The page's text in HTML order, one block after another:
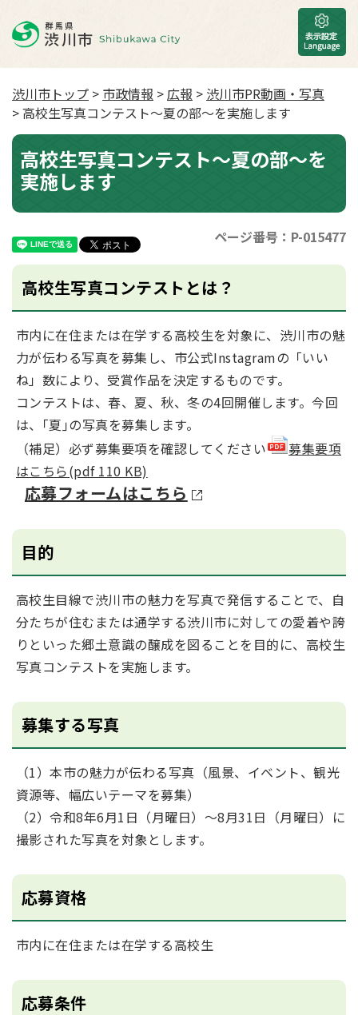
渋川市トップ > 市政情報 >広報 > 渋川市PR動画・写真
> 高校生写真コンテスト～夏の部～を実施します
高校生写真コンテスト～夏の部～を
実施します
ページ番号：P-015477
高校生写真コンテストとは？
市内に在住または在学する高校生を対象に、渋川市の魅
力が伝わる写真を募集し、市公式Instagramの「いい
ね」数により、受賞作品を決定するものです。
コンテストは、春、夏、秋、冬の4回開催します。今回
は、｢夏｣の写真を募集します。
（補足）必ず募集要項を確認してください
募集要項
はこちら(pdf 110 KB)
応募フォームはこちら
目的
高校生目線で渋川市の魅力を写真で発信することで、自
分たちが住むまたは通学する渋川市に対しての愛着や誇
りといった郷土意識の醸成を図ることを目的に、高校生
写真コンテストを実施します。
募集する写真
（1）本市の魅力が伝わる写真（風景、イベント、観光
資源等、幅広いテーマを募集）
（2）令和8年6月1日（月曜日）～8月31日（月曜日）に
撮影された写真を対象とします。
応募資格
市内に在住または在学する高校生
応募条件